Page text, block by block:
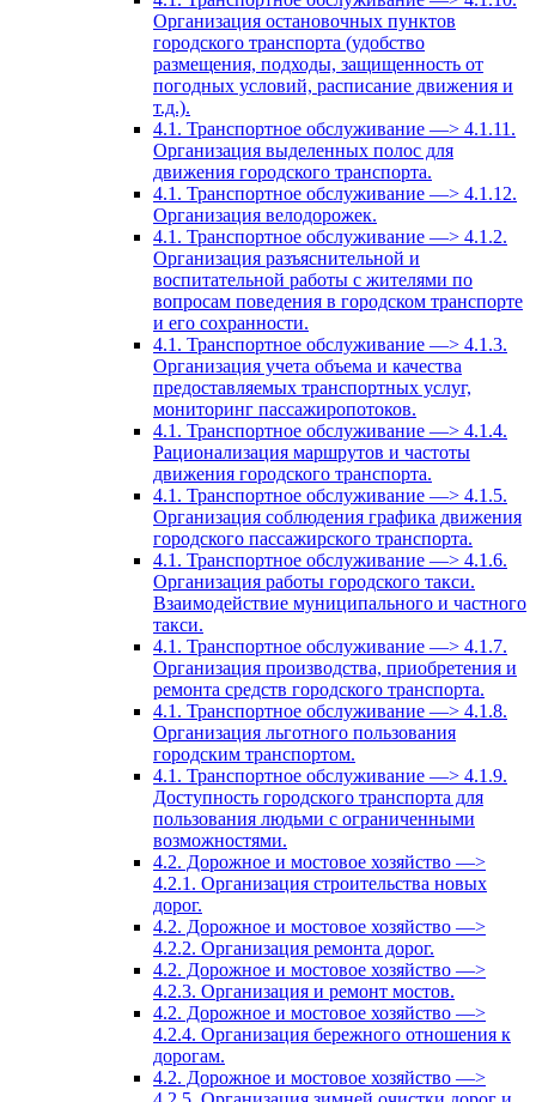
Организация остановочных пунктов
городского транспорта (удобство
размещения, подходы, защищенность от
погодных условий, расписание движения и
т.д.).
4.1. Транспортное обслуживание —> 4.1.11.
Организация выделенных полос для
движения городского транспорта.
4.1. Транспортное обслуживание —> 4.1.12.
Организация велодорожек.
4.1. Транспортное обслуживание —> 4.1.2.
Организация разъяснительной и
воспитательной работы с жителями по
вопросам поведения в городском транспорте
и его сохранности.
4.1. Транспортное обслуживание —> 4.1.3.
Организация учета объема и качества
предоставляемых транспортных услуг,
мониторинг пассажиропотоков.
4.1. Транспортное обслуживание —> 4.1.4.
Рационализация маршрутов и частоты
движения городского транспорта.
4.1. Транспортное обслуживание —> 4.1.5.
Организация соблюдения графика движения
городского пассажирского транспорта.
4.1. Транспортное обслуживание —> 4.1.6.
Организация работы городского такси.
Взаимодействие муниципального и частного
такси.
4.1. Транспортное обслуживание —> 4.1.7.
Организация производства, приобретения и
ремонта средств городского транспорта.
4.1. Транспортное обслуживание —> 4.1.8.
Организация льготного пользования
городским транспортом.
4.1. Транспортное обслуживание —> 4.1.9.
Доступность городского транспорта для
пользования людьми с ограниченными
возможностями.
4.2. Дорожное и мостовое хозяйство —>
4.2.1. Организация строительства новых
дорог.
4.2. Дорожное и мостовое хозяйство —>
4.2.2. Организация ремонта дорог.
4.2. Дорожное и мостовое хозяйство —>
4.2.3. Организация и ремонт мостов.
4.2. Дорожное и мостовое хозяйство —>
4.2.4. Организация бережного отношения к
дорогам.
4.2. Дорожное и мостовое хозяйство —>